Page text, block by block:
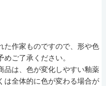
た作家ものですので、形や色
ご了承ください。
品は、色が変化しやすい釉薬
は全体的に色が変わる場合が